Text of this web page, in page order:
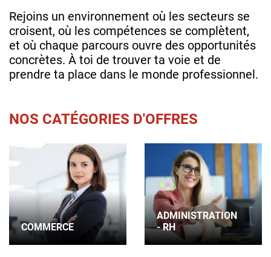
Rejoins un environnement où les secteurs se
croisent, où les compétences se complètent,
et où chaque parcours ouvre des opportunités
concrètes. À toi de trouver ta voie et de
prendre ta place dans le monde professionnel.
NOS CATÉGORIES D'OFFRES
COMMERCE
ADMINISTRATION
- RH